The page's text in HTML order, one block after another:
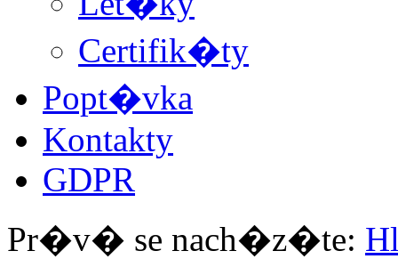
Certifik�ty
Popt�vka
Kontakty
GDPR
Pr�v� se nach�z�te: